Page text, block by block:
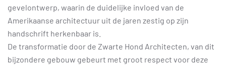
gevelontwerp, waarin de duidelijke invloed van de
Amerikaanse architectuur uit de jaren zestig op zijn
handschrift herkenbaar is.
De transformatie door de Zwarte Hond Architecten, van dit
bijzondere gebouw gebeurt met groot respect voor deze